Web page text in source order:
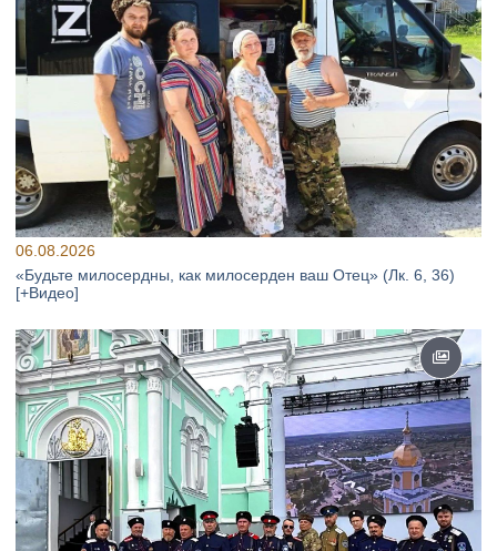
06.08.2026
«Будьте милосердны, как милосерден ваш Отец» (Лк. 6, 36)
[+Видео]